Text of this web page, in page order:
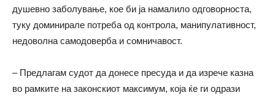
душевно заболување, кое би ја намалило одговорноста,
туку доминирале потреба од контрола, манипулативност,
недоволна самодоверба и сомничавост.
– Предлагам судот да донесе пресуда и да изрече казна
во рамките на законскиот максимум, која ќе ги одрази